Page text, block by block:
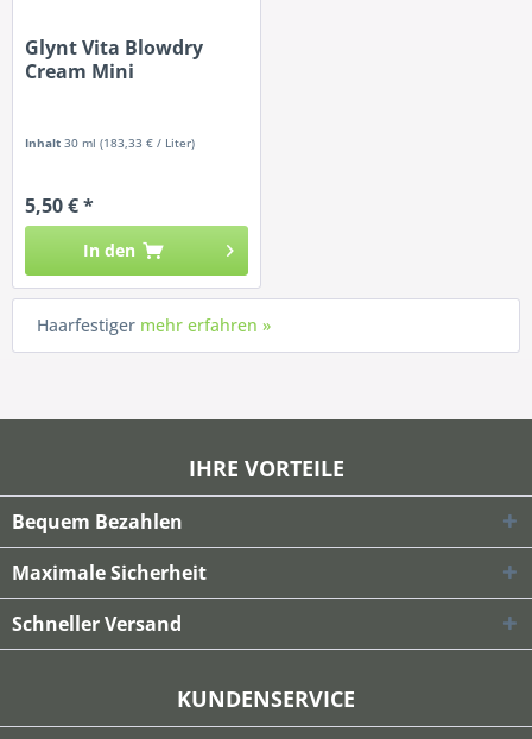
Glynt Vita Blowdry
Cream Mini
Inhalt30 ml(183,33 € / Liter)
5,50 € *
In den
Haarfestiger mehr erfahren »
IHRE VORTEILE
Bequem Bezahlen
Maximale Sicherheit
Schneller Versand
KUNDENSERVICE